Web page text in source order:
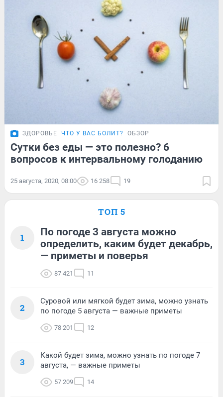
ЗДОРОВЬЕ ЧТО У ВАС БОЛИТ? ОБЗОР
Сутки без еды — это полезно? 6
вопросов к интервальному голоданию
25 августа, 2020, 08:00 16 258 19
ТОП 5
1
По погоде 3 августа можно
определить, каким будет декабрь,
— приметы и поверья
87 421 11
2
Суровой или мягкой будет зима, можно узнать
по погоде 5 августа — важные приметы
78 201 12
3
Какой будет зима, можно узнать по погоде 7
августа, — важные приметы
57 209 14